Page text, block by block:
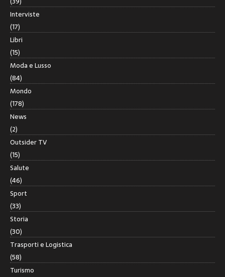
Interviste
(17)
Libri
(15)
Moda e Lusso
(84)
Mondo
(178)
News
(2)
Outsider TV
(15)
Salute
(46)
Sport
(33)
Storia
(30)
Trasporti e Logistica
(58)
Turismo